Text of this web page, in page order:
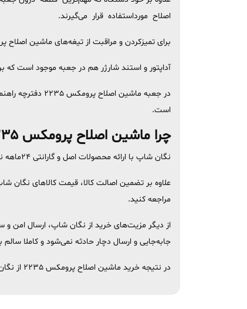
اصلاح مورداستفاده قرار می‌گیرند.
برای تمیزکردن و مراقبت از تیغه‌های ماشین اصلاح پرومکس 2235 یک برس تمیز کننده و روغن‌دان داخل جعبه قرار گرفته است که استفاده از آن‌ها به افزایش طول
آداپتور و استند شارژر هم در جعبه موجود است
در جعبه
است.
چرا ماشین اصلاح پرومکس 2235 را از نگان شاپ بخریم؟
نگان شاپ با ارائه محصولات اصل و گارانتی ۲۴ماهه نگان سرویس، به مشتریان این اطمینان را می‌دهد ‌که کالای باکیفیت و با اصالتی خریداری می‌کنند.
علاوه بر تضمین اصالت کالا، قیمت‌ کالاهای نگان شاپ
مراجعه کنید.
از دیگر مزیت‌های خرید از نگان شاپ، ارسال امن
جابه‌جایی و ارسال دچار حادثه نمی‌شود و کاملا
در نتیجه خرید ماشین اصلاح پرومکس 2235 از نگان شاپ می‌تواند به تجربه‌ای رضایت‌بخش تبدیل شود.